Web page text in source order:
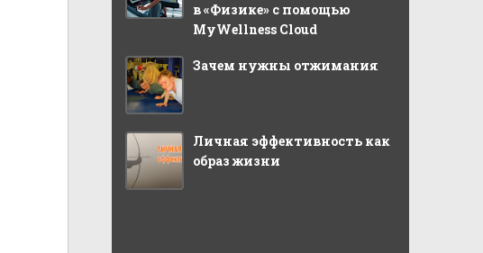
в «Физике» с помощью
MyWellness Cloud
Зачем нужны отжимания
Личная эффективность как
образ жизни